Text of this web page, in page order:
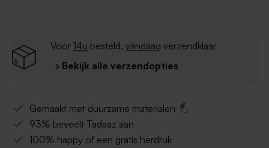
Voor 14u besteld, vandaag verzendklaar
› Bekijk alle verzendopties
Gemaakt met duurzame materialen
93% beveelt Tadaaz aan
100% happy of een gratis herdruk